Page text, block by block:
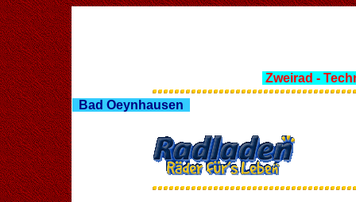
Zweirad -
Bad Oeynhausen